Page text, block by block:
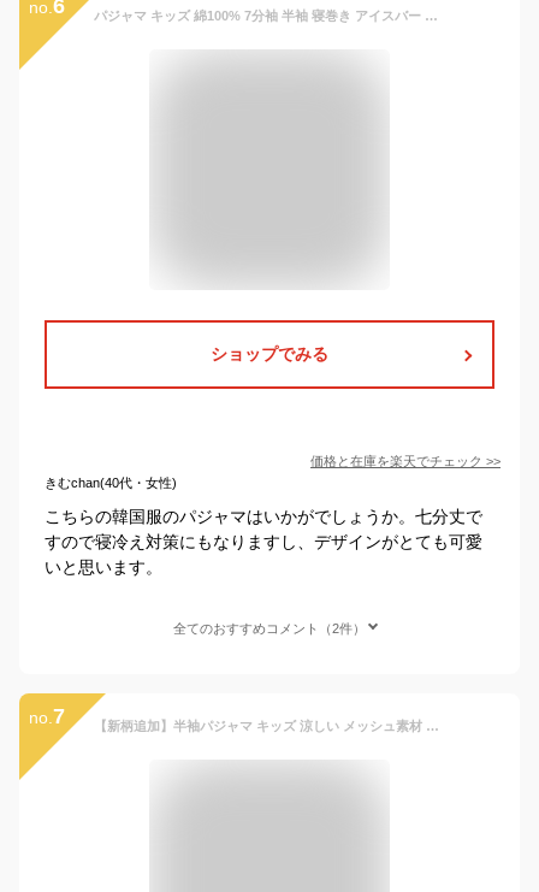
no. 6 パジャマ キッズ 綿100% 7分袖 半袖 寝巻き アイスバー 上下セット ルームウェア男の子 女の子 かわいい おしゃれ スウェット 半ズボン 100cm 110cm 120cm 130cm 140cm コットン 下着 子供用 韓国 子供服 (1.5)
ショップでみる
価格と在庫を楽天でチェック >>
きむchan(40代・女性)
こちらの韓国服のパジャマはいかがでしょうか。七分丈で
すので寝冷え対策にもなりますし、デザインがとても可愛
いと思います。
全てのおすすめコメント（2件）
no. 7 【新柄追加】半袖パジャマ キッズ 涼しい メッシュ素材 短パン コットン 男の子 女の子 薄手 夏 100 110 120 130 140 150 ルームウェア 寝巻き 寝汗 洗替え ストレッチ 速乾 子供服 韓国こども服